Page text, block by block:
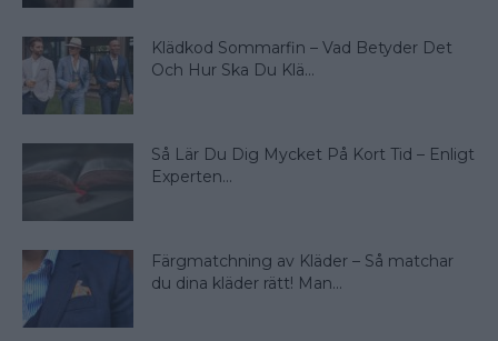
Klädkod Sommarfin – Vad Betyder Det
Och Hur Ska Du Klä...
Så Lär Du Dig Mycket På Kort Tid – Enligt
Experten...
Färgmatchning av Kläder – Så matchar
du dina kläder rätt! Man...